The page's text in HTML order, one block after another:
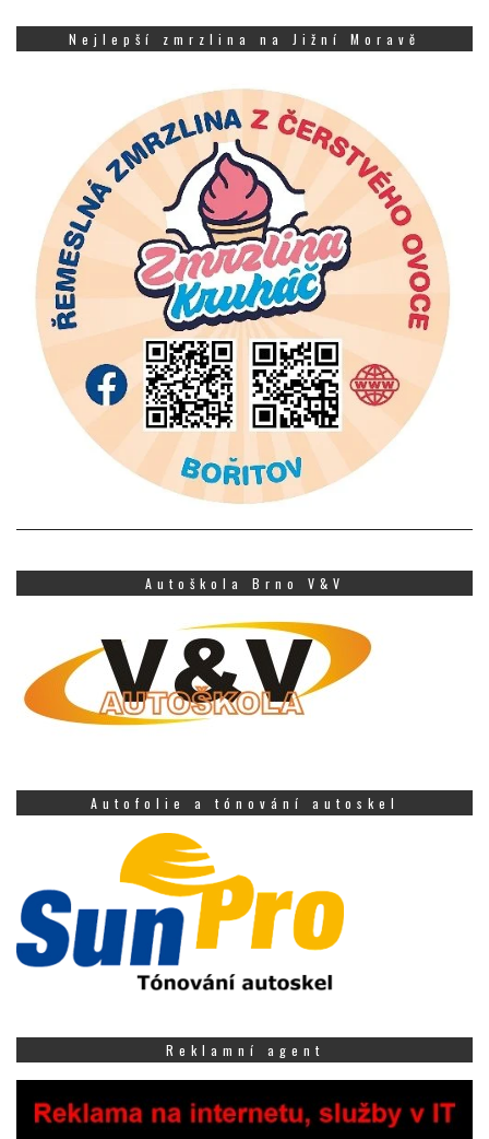
Nejlepší zmrzlina na Jižní Moravě
Autoškola Brno V&V
Autofolie a tónování autoskel
Reklamní agent